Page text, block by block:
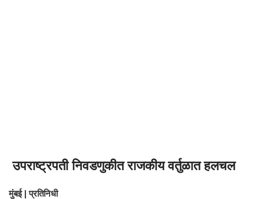
उपराष्ट्रपती निवडणुकीत राजकीय वर्तुळात हलचल
मुंबई | प्रतिनिधी